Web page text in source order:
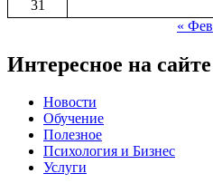
31
« Фев
Интересное на сайте
Новости
Обучение
Полезное
Психология и Бизнес
Услуги